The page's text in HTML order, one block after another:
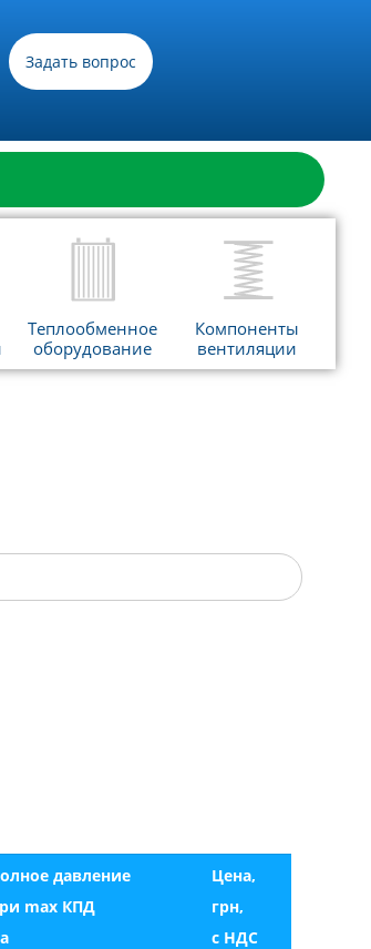
Задать вопрос
Теплообменное
оборудование
Компоненты
вентиляции
давление
max КПД
Цена,
грн,
с НДС